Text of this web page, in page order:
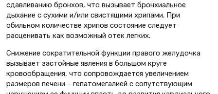
сдавливанию бронхов, что вызывает бронхиальное
дыхание с сухими и/или свистящими хрипами. При
обильном количестве хрипов состояние следует
расценивать как возможный отек легких.
Снижение сократительной функции правого желудочка
вызывает застойные явления в большом круге
кровообращения, что сопровождается увеличением
размеров печени – гепатомегалией с сопутствующим